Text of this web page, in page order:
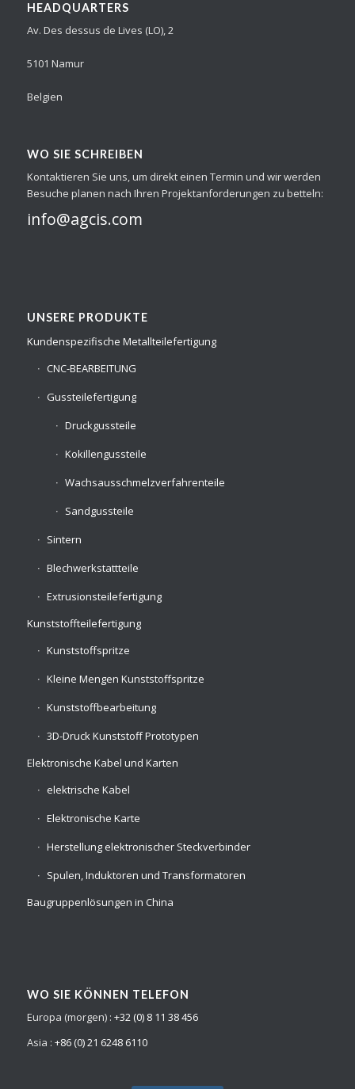
HEADQUARTERS
Av. Des dessus de Lives (LO), 2
5101 Namur
Belgien
WO SIE SCHREIBEN
Kontaktieren Sie uns, um direkt einen Termin und wir werden
Besuche planen nach Ihren Projektanforderungen zu betteln:
info@agcis.com
UNSERE PRODUKTE
Kundenspezifische Metallteilefertigung
CNC-BEARBEITUNG
Gussteilefertigung
Druckgussteile
Kokillengussteile
Wachsausschmelzverfahrenteile
Sandgussteile
Sintern
Blechwerkstattteile
Extrusionsteilefertigung
Kunststoffteilefertigung
Kunststoffspritze
Kleine Mengen Kunststoffspritze
Kunststoffbearbeitung
3D-Druck Kunststoff Prototypen
Elektronische Kabel und Karten
elektrische Kabel
Elektronische Karte
Herstellung elektronischer Steckverbinder
Spulen, Induktoren und Transformatoren
Baugruppenlösungen in China
WO SIE KÖNNEN TELEFON
Europa (morgen) : +32 (0) 8 11 38 456
Asia : +86 (0) 21 6248 6110